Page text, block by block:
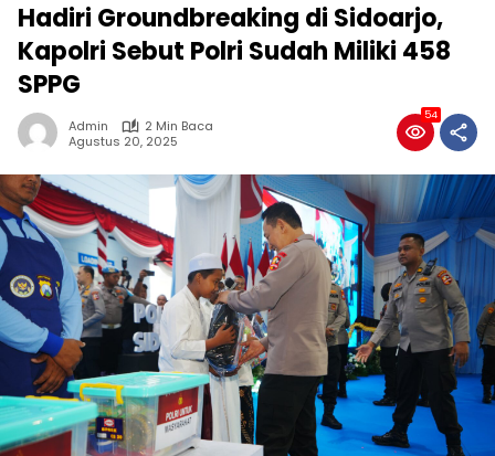
Hadiri Groundbreaking di Sidoarjo,
Kapolri Sebut Polri Sudah Miliki 458
SPPG
Admin
2 Min Baca
Agustus 20, 2025
54